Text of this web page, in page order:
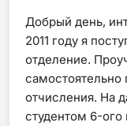
Добрый день,
2011 году я
отделение.
самостоятельно
отчисления. На
студентом 6-ого